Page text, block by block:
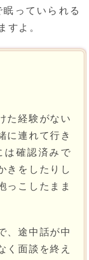
っていられる
すよ。
た経験がない
に連れて行き
は確認済みで
きをしたりし
っこしたまま
、途中話が中
く面談を終え